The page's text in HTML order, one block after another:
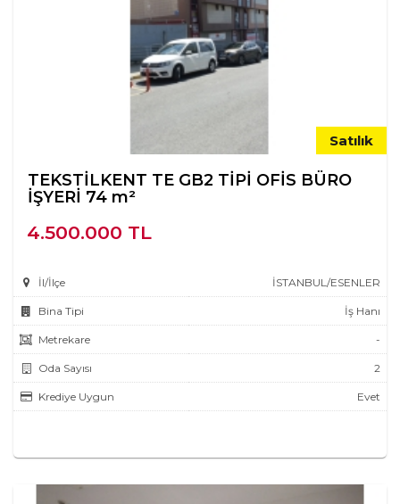
Satılık
TEKSTİLKENT TE GB2 TİPİ OFİS BÜRO
İŞYERİ 74 m²
4.500.000 TL
İl/İlçe İSTANBUL/ESENLER
Bina Tipi İş Hanı
Metrekare -
Oda Sayısı 2
Krediye Uygun Evet